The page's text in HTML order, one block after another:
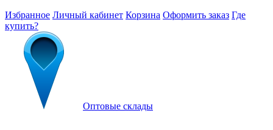
Избранное Личный кабинет Корзина Оформить заказ Где
купить?
Оптовые склады